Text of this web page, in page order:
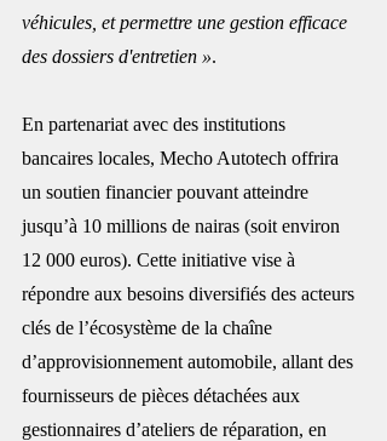
véhicules, et permettre une gestion efficace
des dossiers d'entretien ».
En partenariat avec des institutions
bancaires locales, Mecho Autotech offrira
un soutien financier pouvant atteindre
jusqu’à 10 millions de nairas (soit environ
12 000 euros). Cette initiative vise à
répondre aux besoins diversifiés des acteurs
clés de l’écosystème de la chaîne
d’approvisionnement automobile, allant des
fournisseurs de pièces détachées aux
gestionnaires d’ateliers de réparation, en